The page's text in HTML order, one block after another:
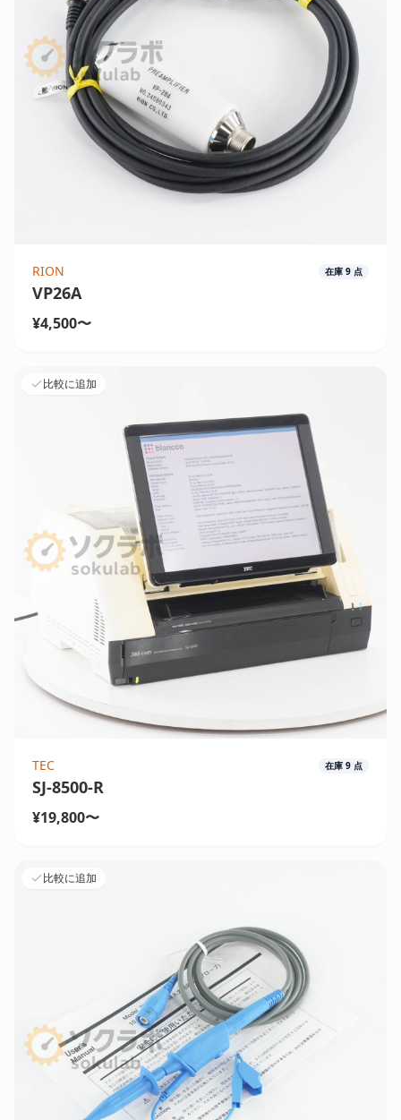
RION 在庫 9 点
VP26A
¥4,500〜
比較に追加
TEC 在庫 9 点
SJ-8500-R
¥19,800〜
比較に追加